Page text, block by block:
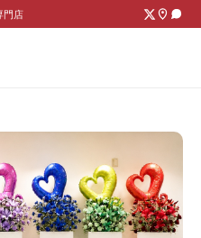
門店